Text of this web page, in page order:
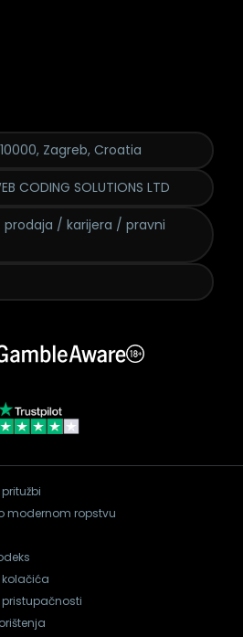
Zagreb, Croatia
CODING SOLUTIONS LTD
/ karijera / pravni
modernom ropstvu
kolačića
pristupačnosti